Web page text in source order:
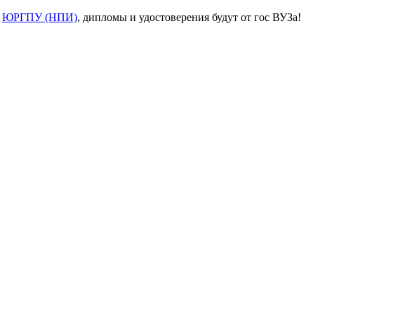
ЮРГПУ (НПИ), дипломы и удостоверения будут от гос ВУЗа!